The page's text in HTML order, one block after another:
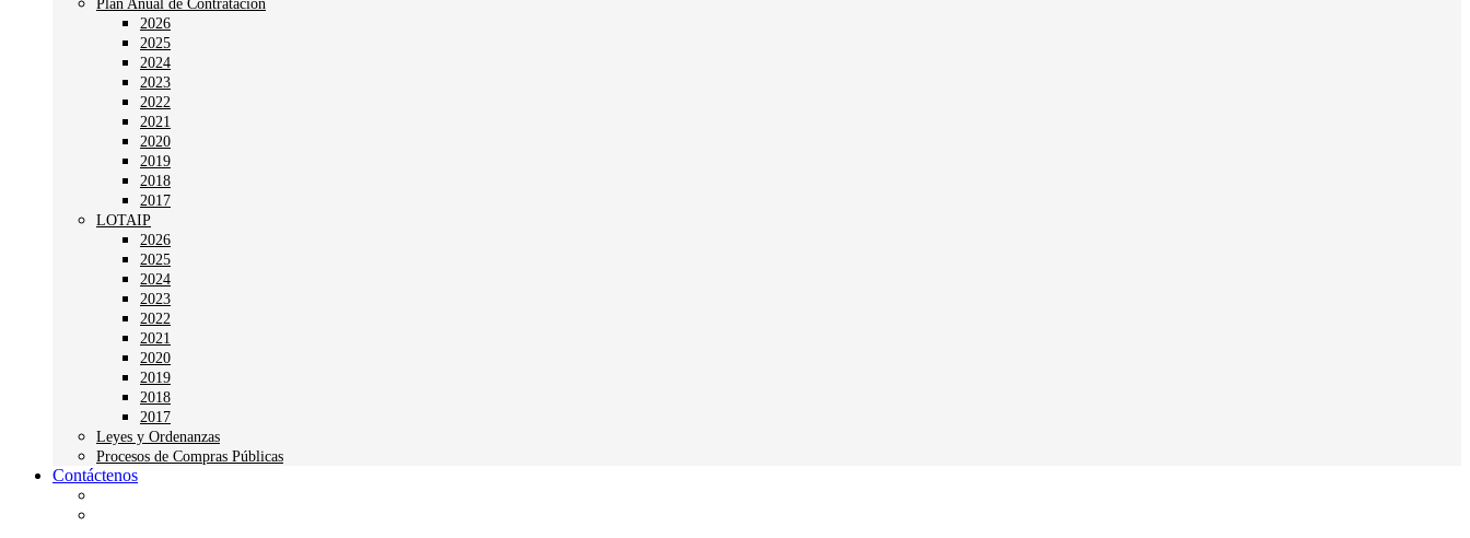
2026
2025
2024
2023
2022
2021
2020
2019
2018
2017
LOTAIP
2026
2025
2024
2023
2022
2021
2020
2019
2018
2017
Leyes y Ordenanzas
Procesos de Compras Públicas
Contáctenos